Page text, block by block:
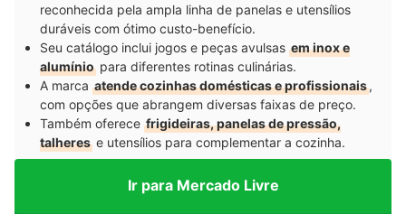
reconhecida pela ampla linha de panelas e utensílios
duráveis com ótimo custo-benefício.
Seu catálogo inclui jogos e peças avulsas em inox e
alumínio para diferentes rotinas culinárias.
A marca atende cozinhas domésticas e profissionais,
com opções que abrangem diversas faixas de preço.
Também oferece frigideiras, panelas de pressão,
talheres e utensílios para complementar a cozinha.
Ir para Mercado Livre